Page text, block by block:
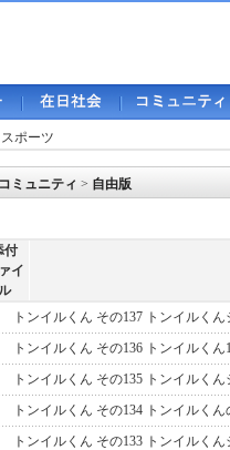
ポーツ
コミュニティ > 自由版
付
イ
トンイルくん その137 トンイルく
トンイルくん その136 トンイルく
トンイルくん その135 トンイルく
トンイルくん その134 トンイルく
トンイルくん その133 トンイルく